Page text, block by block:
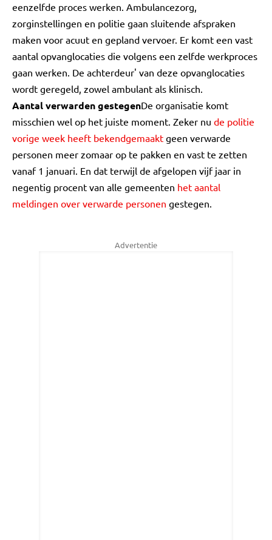
eenzelfde proces werken. Ambulancezorg,
zorginstellingen en politie gaan sluitende afspraken
maken voor acuut en gepland vervoer. Er komt een vast
aantal opvanglocaties die volgens een zelfde werkproces
gaan werken. De achterdeur' van deze opvanglocaties
wordt geregeld, zowel ambulant als klinisch.
Aantal verwarden gestegenDe organisatie komt
misschien wel op het juiste moment. Zeker nu de politie
vorige week heeft bekendgemaakt geen verwarde
personen meer zomaar op te pakken en vast te zetten
vanaf 1 januari. En dat terwijl de afgelopen vijf jaar in
negentig procent van alle gemeenten het aantal
meldingen over verwarde personen gestegen.
Advertentie